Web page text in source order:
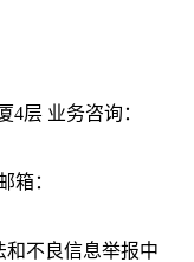
4层 业务咨询：
箱：
和不良信息举报中